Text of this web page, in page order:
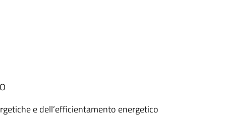
e dell’efficientamento energetico